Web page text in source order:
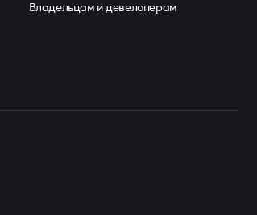
Владельцам и девелоперам